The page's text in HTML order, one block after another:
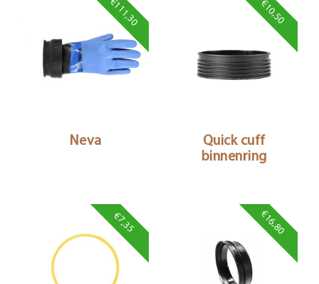
€111,30
Neva
€10,50
Quick cuff
binnenring
€7,35 €16,80